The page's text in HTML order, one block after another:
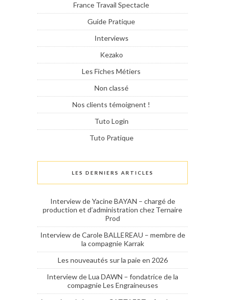
France Travail Spectacle
Guide Pratique
Interviews
Kezako
Les Fiches Métiers
Non classé
Nos clients témoignent !
Tuto Login
Tuto Pratique
LES DERNIERS ARTICLES
Interview de Yacine BAYAN – chargé de
production et d’administration chez Ternaire
Prod
Interview de Carole BALLEREAU – membre de
la compagnie Karrak
Les nouveautés sur la paie en 2026
Interview de Lua DAWN – fondatrice de la
compagnie Les Engraineuses